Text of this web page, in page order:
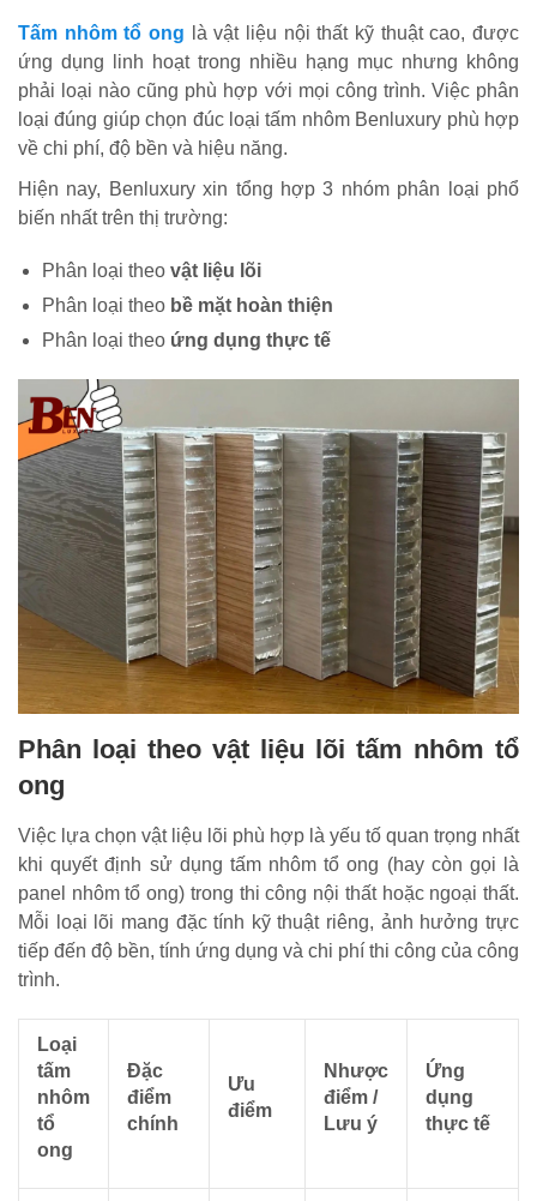
Tấm nhôm tổ ong là vật liệu nội thất kỹ thuật cao, được
ứng dụng linh hoạt trong nhiều hạng mục nhưng không
phải loại nào cũng phù hợp với mọi công trình. Việc phân
loại đúng giúp chọn đúc loại tấm nhôm Benluxury phù hợp
về chi phí, độ bền và hiệu năng.
Hiện nay, Benluxury xin tổng hợp 3 nhóm phân loại phổ
biến nhất trên thị trường:
Phân loại theo vật liệu lõi
Phân loại theo bề mặt hoàn thiện
Phân loại theo ứng dụng thực tế
Phân loại theo vật liệu lõi tấm nhôm tổ
ong
Việc lựa chọn vật liệu lõi phù hợp là yếu tố quan trọng nhất
khi quyết định sử dụng tấm nhôm tổ ong (hay còn gọi là
panel nhôm tổ ong) trong thi công nội thất hoặc ngoại thất.
Mỗi loại lõi mang đặc tính kỹ thuật riêng, ảnh hưởng trực
tiếp đến độ bền, tính ứng dụng và chi phí thi công của công
trình.
Loại
tấm
nhôm
tổ
ong
Đặc
điểm
chính
Ưu
điểm
Nhược
điểm /
Lưu ý
Ứng
dụng
thực tế